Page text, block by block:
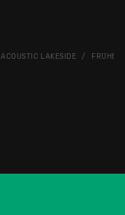
ACOUSTIC LAKESIDE